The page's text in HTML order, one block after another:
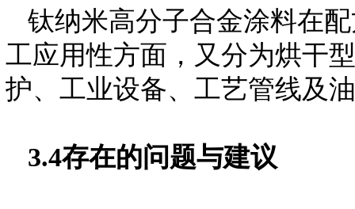
钛纳米高分子合金涂料在
工应用性方面，又分为烘干
护、工业设备、工艺管线及
3.4存在的问题与建议